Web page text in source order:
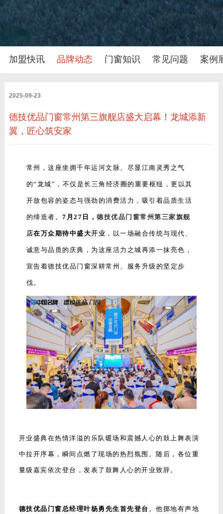
加盟快讯 品牌动态 门窗知识 常见问题 案例
2025-09-23
德技优品门窗常州第三旗舰店盛大启幕！龙城添新
翼，匠心筑安家
常州，这座坐拥千年运河文脉、尽显江南灵秀之气
的“龙城”，不仅是长三角经济圈的重要枢纽，更以其
开放包容的姿态与强劲的消费活力，吸引着品质生活
的缔造者。7月27日，德技优品门窗常州第三家旗舰
店在万众期待中盛大开业 ，以一场融合传统与现代、
诚意与品质的庆典，为这座活力之城再添一抹亮色，
宣告着德技优品门窗深耕常州、服务升级的坚定步
伐。
开业盛典在热情洋溢的乐队暖场和震撼人心的鼓上舞表演
中拉开序幕，瞬间点燃了现场的热烈氛围。随后，各位重
量级嘉宾依次登台，发表了鼓舞人心的开业致辞。
德技优品门窗总经理叶杨勇先生首先登台 。他掷地有声地